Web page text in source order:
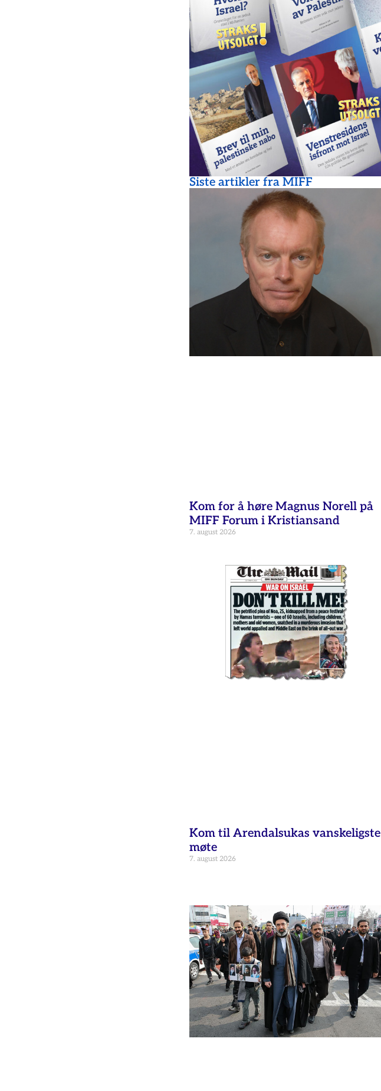
Siste artikler fra MIFF
Kom for å høre Magnus Norell på
MIFF Forum i Kristiansand
7. august 2026
Kom til Arendalsukas vanskeligste
møte
7. august 2026